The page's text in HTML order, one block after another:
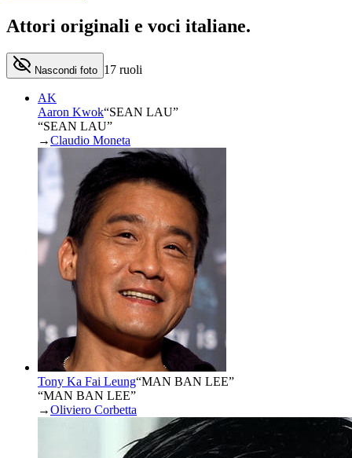
Attori originali e voci italiane.
Nascondi foto 17 ruoli
AK
Aaron Kwok“SEAN LAU”
“SEAN LAU”
→Claudio Moneta
Tony Ka Fai Leung“MAN BAN LEE”
“MAN BAN LEE”
→Oliviero Corbetta